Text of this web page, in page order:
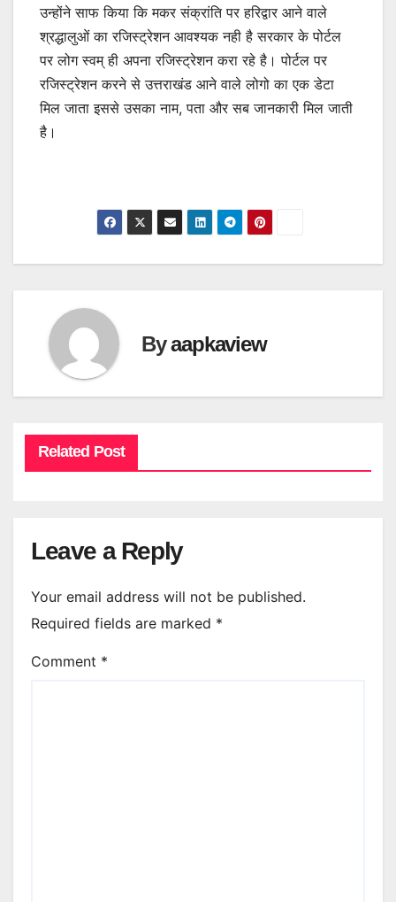
उन्होंने साफ किया कि मकर संक्रांति पर हरिद्वार आने वाले
श्रद्धालुओं का रजिस्ट्रेशन आवश्यक नही है सरकार के पोर्टल
पर लोग स्वम् ही अपना रजिस्ट्रेशन करा रहे है। पोर्टल पर
रजिस्ट्रेशन करने से उत्तराखंड आने वाले लोगो का एक डेटा
मिल जाता इससे उसका नाम, पता और सब जानकारी मिल जाती
है।
Byaapkaview
Related Post
Leave a Reply
Your email address will not be published.
Required fields are marked *
Comment *